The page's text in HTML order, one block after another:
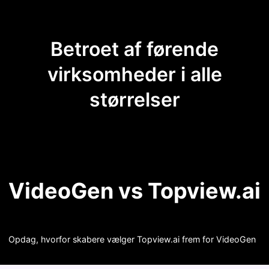
Betroet af førende
virksomheder i alle
størrelser
VideoGen vs Topview.ai
Opdag, hvorfor skabere vælger Topview.ai frem for VideoGen